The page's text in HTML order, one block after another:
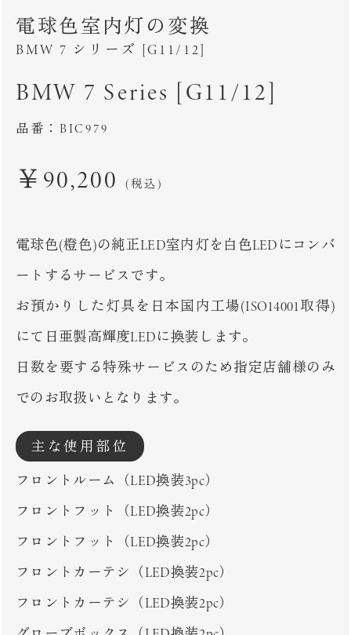
電球色室内灯の変換
BMW 7 シリーズ [G11/12]
BMW 7 Series [G11/12]
品番：BIC979
￥90,200 (税込)
電球色(橙色)の純正LED室内灯を白色LEDにコンバ
ートするサービスです。
お預かりした灯具を日本国内工場(ISO14001取得)
にて日亜製高輝度LEDに換装します。
日数を要する特殊サービスのため指定店舗様のみ
でのお取扱いとなります。
主な使用部位
フロントルーム（LED換装3pc）
フロントフット（LED換装2pc）
フロントフット（LED換装2pc）
フロントカーテシ（LED換装2pc）
フロントカーテシ（LED換装2pc）